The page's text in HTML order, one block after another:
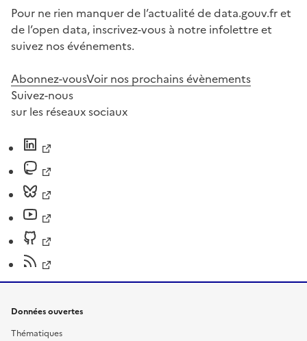
Pour ne rien manquer de l’actualité de data.gouv.fr et
de l’open data, inscrivez-vous à notre infolettre et
suivez nos événements.
Abonnez-vousVoir nos prochains évènements
Suivez-nous
sur les réseaux sociaux
Données ouvertes
Thématiques